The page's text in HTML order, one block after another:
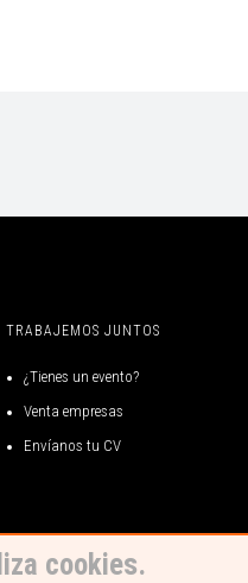
cookies.
TRABAJEMOS JUNTOS
¿Tienes un evento?
Venta empresas
Envíanos tu CV